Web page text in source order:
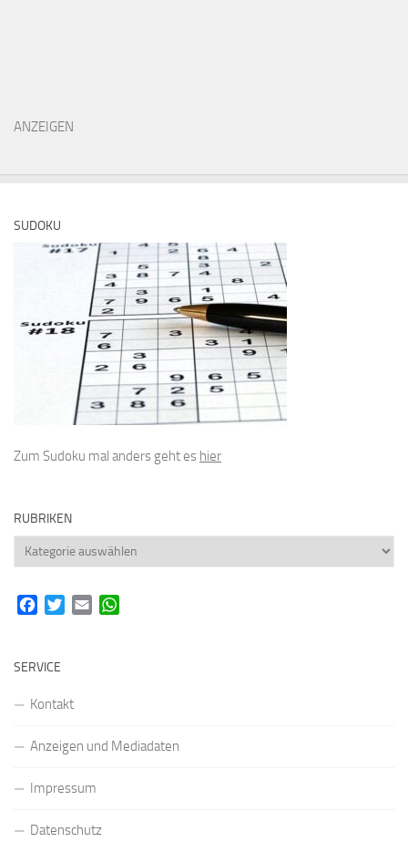
ANZEIGEN
SUDOKU
Zum Sudoku mal anders geht es hier
RUBRIKEN
Rubriken
FacebookTwitterEmail
SERVICE
Kontakt
Anzeigen und Mediadaten
Impressum
Datenschutz